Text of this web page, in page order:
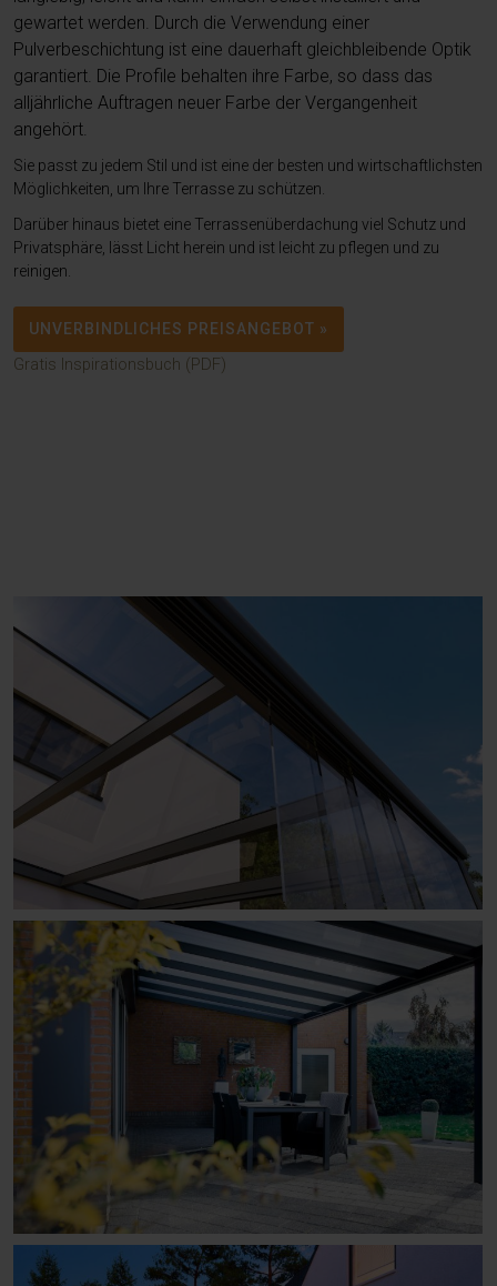
gewartet werden. Durch die Verwendung einer
Pulverbeschichtung ist eine dauerhaft gleichbleibende Optik
garantiert. Die Profile behalten ihre Farbe, so dass das
alljährliche Auftragen neuer Farbe der Vergangenheit
angehört.
Sie passt zu jedem Stil und ist eine der besten und wirtschaftlichsten
Möglichkeiten, um Ihre Terrasse zu schützen.
Darüber hinaus bietet eine Terrassenüberdachung viel Schutz und
Privatsphäre, lässt Licht herein und ist leicht zu pflegen und zu
reinigen.
UNVERBINDLICHES PREISANGEBOT »
Gratis Inspirationsbuch (PDF)